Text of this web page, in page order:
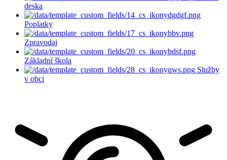
deska
Poplatky
Zpravodaj
Základní škola
Služby
v obci